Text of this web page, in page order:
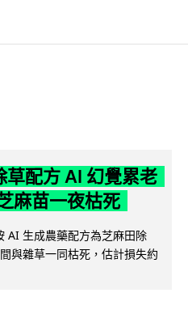
草配方 AI 幻覺累老
麻苗一夜枯死
AI 生成農藥配方為芝麻田除
與雜草一同枯死，估計損失約